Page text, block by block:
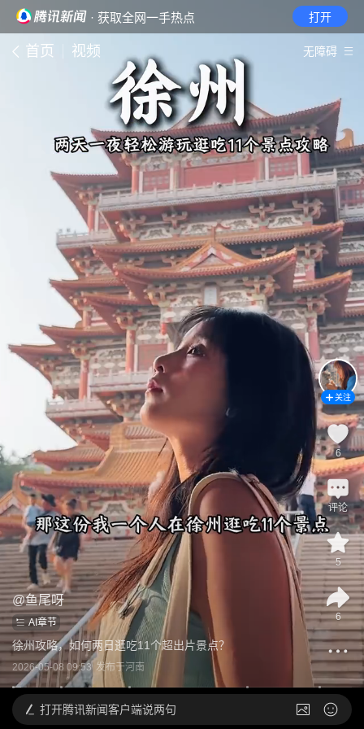
· 获取全网一手热点 打开
首页 视频 无障碍
@鱼尾呀
AI章节
徐州攻略，如何两日逛吃11个超出片景点？
2026-05-08 09:53 发布于河南
关注
6
评论
5
6
打开腾讯新闻客户端说两句